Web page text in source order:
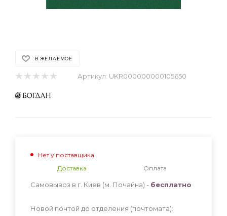
В ЖЕЛАЕМОЕ
Артикул: UKR000000000105650
Нет у поставщика
Доставка
Оплата
Самовывоз в г. Киев (м. Почайна) - бесплатно
Новой почтой до отделения (почтомата):